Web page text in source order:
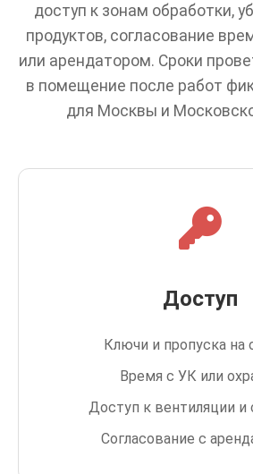
доступ к зонам обработки,
продуктов, согласование
или арендатором. Сроки
в помещение после работ
для Москвы и
Доступ
Ключи и пропуска на
Время с УК или
Доступ к вентиляции и
Согласование с